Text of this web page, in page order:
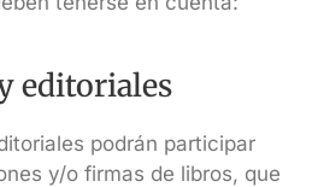
editoriales
podrán participar
y/o firmas de libros, que